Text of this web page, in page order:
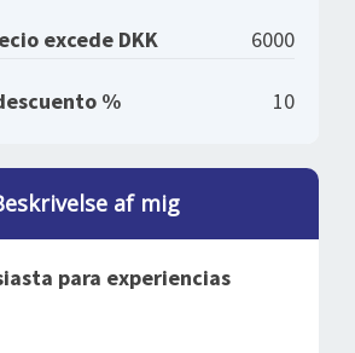
excede DKK 6000
% 10
af mig
para experiencias